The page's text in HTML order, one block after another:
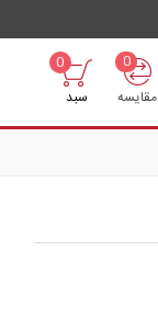
مقایسه
0
0
سبد